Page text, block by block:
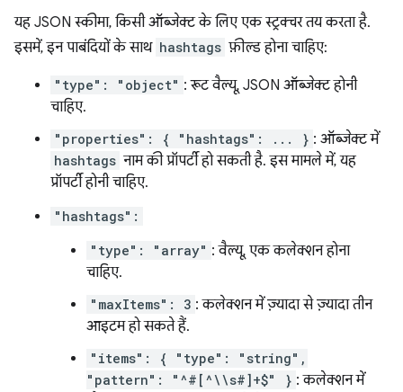
यह JSON स्कीमा, किसी ऑब्जेक्ट के लिए एक स्ट्रक्चर तय करता है.
इसमें, इन पाबंदियों के साथ hashtags फ़ील्ड होना चाहिए:
"type": "object" : रूट वैल्यू, JSON ऑब्जेक्ट होनी
चाहिए.
"properties": { "hashtags": ... } : ऑब्जेक्ट में
hashtags नाम की प्रॉपर्टी हो सकती है. इस मामले में, यह
प्रॉपर्टी होनी चाहिए.
"hashtags":
"type": "array" : वैल्यू, एक कलेक्शन होना
चाहिए.
"maxItems": 3 : कलेक्शन में ज़्यादा से ज़्यादा तीन
आइटम हो सकते हैं.
"items": { "type": "string",
"pattern": "^#[^\\s#]+$" } : कलेक्शन में